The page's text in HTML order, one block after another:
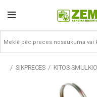
SIKPRECES KITOS